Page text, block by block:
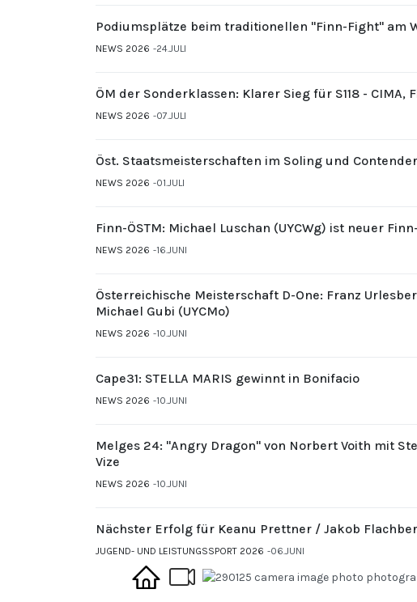
Podiumsplätze beim traditionellen "Finn-Fight" am
NEWS 2026 24.JULI
ÖM der Sonderklassen: Klarer Sieg für S118 -
NEWS 2026 07.JULI
Öst. Staatsmeisterschaften im Soling und
NEWS 2026 01.JULI
Finn-ÖSTM: Michael Luschan (UYCWg) ist neuer
NEWS 2026 16.JUNI
Österreichische Meisterschaft D-One: Franz
Michael Gubi (UYCMo)
NEWS 2026 10.JUNI
Cape31: STELLA MARIS gewinnt in Bonifacio
NEWS 2026 10.JUNI
Melges 24: "Angry Dragon" von Norbert Voith mit
Vize
NEWS 2026 10.JUNI
Nächster Erfolg für Keanu Prettner / Jakob
JUGEND- UND LEISTUNGSSPORT 2026 06.JUNI